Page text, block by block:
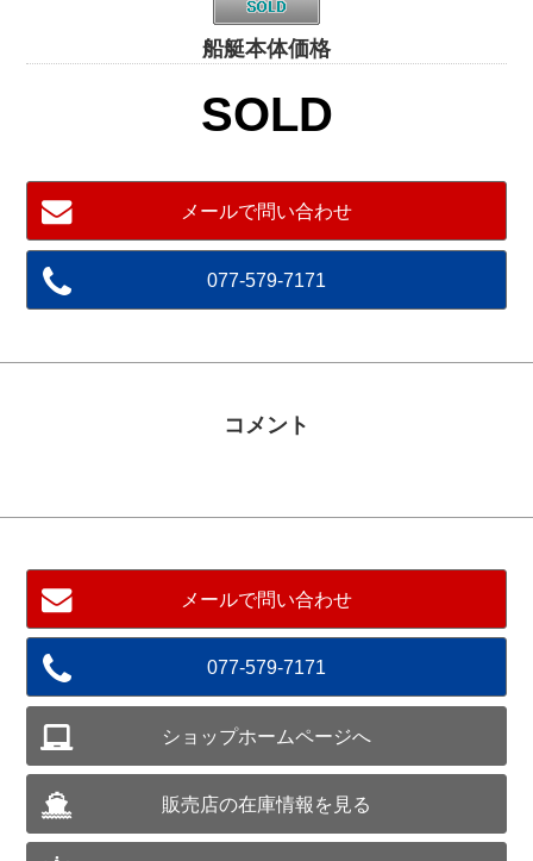
船艇本体価格
SOLD
メールで問い合わせ
077-579-7171
コメント
メールで問い合わせ
077-579-7171
ショップホームページへ
販売店の在庫情報を見る